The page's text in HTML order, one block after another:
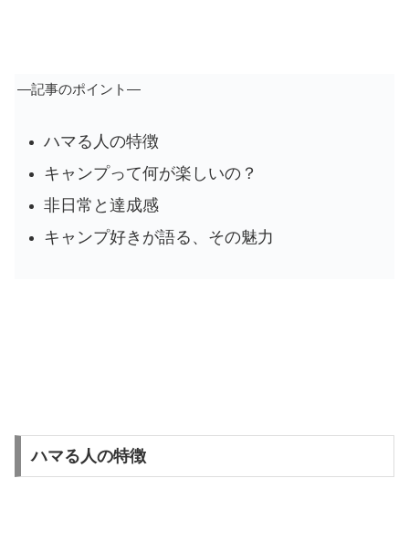
―記事のポイント―
ハマる人の特徴
キャンプって何が楽しいの？
非日常と達成感
キャンプ好きが語る、その魅力
ハマる人の特徴